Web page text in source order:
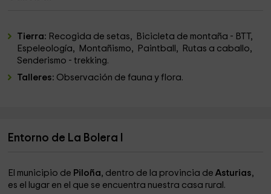
Cangas de Onís y el Puente Romano.
Los pueblos marineros de Lastres, Tazones y Ribadesella
El Sueve y sus míticos asturcones, ya citados por Plinio y
Rutas de caballos, quard, etc.
Buena y abundante gastronomía, me dejo atrás muchas
Tierra: Recogida de setas, Bicicleta de montaña - BTT,
Espeleología, Montañismo, Paintball, Rutas a caballo,
Senderismo - trekking.
Talleres: Observación de fauna y flora.
Entorno de La Bolera I
El municipio de Piloña, dentro de la provincia deAsturias,
es el lugar en el que se encuentra nuestra casa rural.